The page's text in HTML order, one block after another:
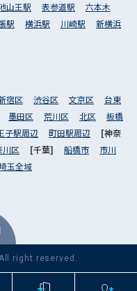
山王駅 表参道駅
六本木
駅 横浜駅 川崎駅
新横浜
宿区 渋谷区 文京区
台東
墨田区 荒川区 北区
板橋
子駅周辺 町田駅周辺
[神奈
川区 [千葉] 船橋市
市川
玉全域
right reserved.